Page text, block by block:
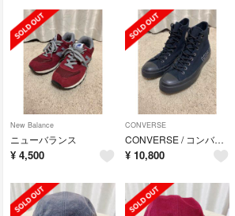
New Balance
ニューバランス
¥ 4,500
CONVERSE
CONVERSE / コンバース ハイカットスニーカー
¥ 10,800